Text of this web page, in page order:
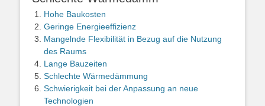
Hohe Baukosten
Geringe Energieeffizienz
Mangelnde Flexibilität in Bezug auf die Nutzung
des Raums
Lange Bauzeiten
Schlechte Wärmedämmung
Schwierigkeit bei der Anpassung an neue
Technologien